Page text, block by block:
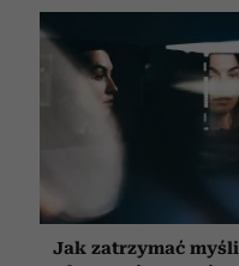
Jak zatrzymać myśli